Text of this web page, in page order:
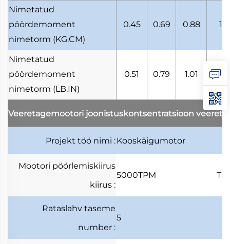
Nimetatud
pöördemoment
nimetorm (KG.CM)
0.45 0.69 0.88
Nimetatud
pöördemoment
nimetorm (LB.IN)
0.51 0.79 1.01
Veeretagemootori joonistuskontsentratsioon
Projekt töö nimi :Kooskäigumotor
Mootori pöörlemiskiirus
kiirus :
5000TPM
Rataslahv taseme
number :
5